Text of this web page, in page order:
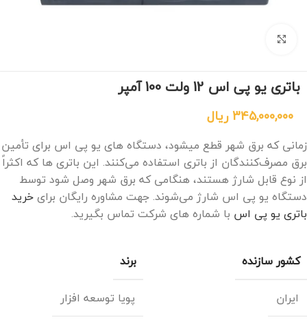
باتری یو پی اس 12 ولت 100 آمپر
345,000,000ریال
زمانی که برق شهر قطع میشود، دستگاه های یو پی اس برای تأمین
برق مصرف‌کنندگان از باتری استفاده می‌کنند. این باتری‌ ها که اکثراً
از نوع قابل شارژ هستند، هنگامی که برق شهر وصل شود توسط
دستگاه یو پی اس شارژ می‌شوند. جهت مشاوره رایگان برایخرید
باتری یو پی اس با شماره های شرکت تماس بگیرید.
کشور سازنده
ایران
برند
پویا توسعه افزار